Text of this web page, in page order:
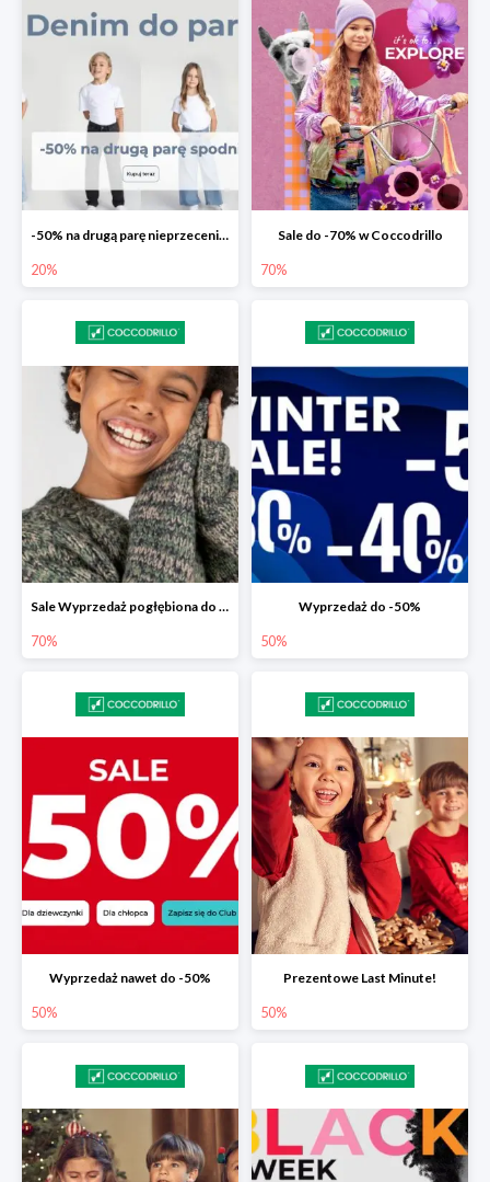
-50% na drugą parę nieprzecenionych spodni
20%
Sale do -70% w Coccodrillo
70%
Sale Wyprzedaż pogłębiona do -70%
70%
Wyprzedaż do -50%
50%
Wyprzedaż nawet do -50%
50%
Prezentowe Last Minute!
50%